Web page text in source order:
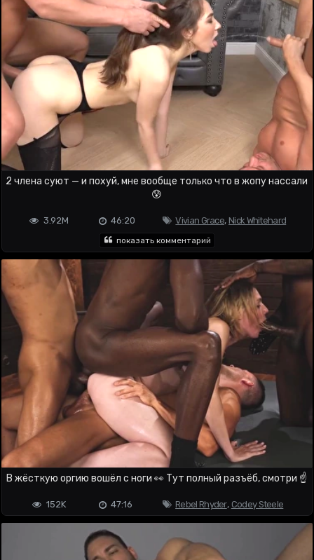
2 члена суют — и похуй, мне вообще только что в жопу нассали
😰
Vivian Grace, Nick Whitehard
46:20
3.92M
показать комментарий
В жёсткую оргию вошёл с ноги 👀 Тут полный разъёб, смотри ☝️
Rebel Rhyder, Codey Steele
47:16
152K